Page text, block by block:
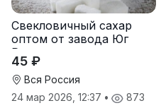
Свекловичный сахар
оптом от завода Юг
Руси
45 ₽
Вся Россия
24 мар 2026, 12:37 • 873